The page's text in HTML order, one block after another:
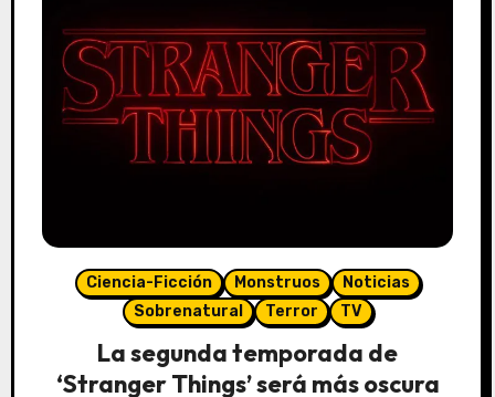
Ciencia-Ficción Monstruos
Noticias
Sobrenatural
Terror TV
La segunda temporada de
‘Stranger Things’ será más oscura